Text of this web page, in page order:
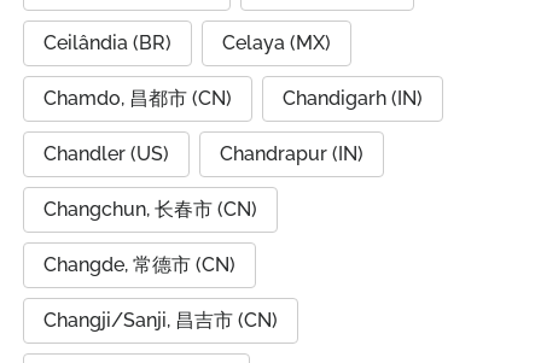
Ceilândia (BR) Celaya (MX)
Chamdo, 昌都市 (CN) Chandigarh (IN)
Chandler (US) Chandrapur (IN)
Changchun, 长春市 (CN)
Changde, 常德市 (CN)
Changji/Sanji, 昌吉市 (CN)